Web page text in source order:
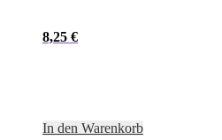
8,25 €
In den Warenkorb